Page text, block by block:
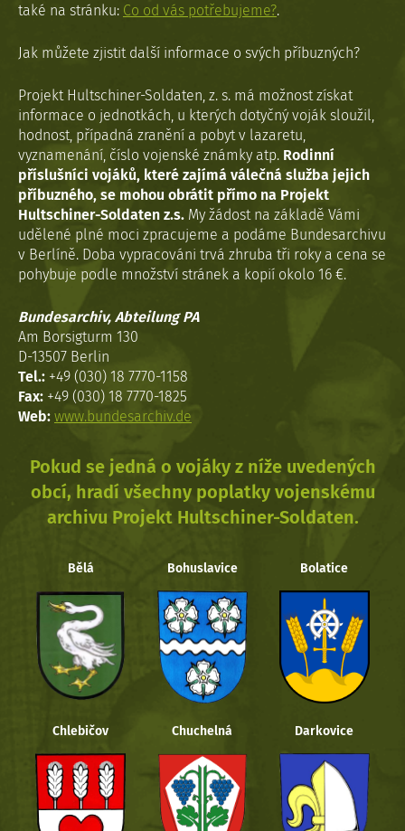
také na stránku: Co od vás potřebujeme?.
Jak můžete zjistit další informace o svých příbuzných?
Projekt Hultschiner-Soldaten, z. s. má možnost získat
informace o jednotkách, u kterých dotyčný voják sloužil,
hodnost, případná zranění a pobyt v lazaretu,
vyznamenání, číslo vojenské známky atp. Rodinní
příslušníci vojáků, které zajímá válečná služba jejich
příbuzného, se mohou obrátit přímo na Projekt
Hultschiner-Soldaten z.s. My žádost na základě Vámi
udělené plné moci zpracujeme a podáme Bundesarchivu
v Berlíně. Doba vypracováni trvá zhruba tři roky a cena se
pohybuje podle množství stránek a kopií okolo 16 €.
Bundesarchiv, Abteilung PA
Am Borsigturm 130
D-13507 Berlin
Tel.: +49 (030) 18 7770-1158
Fax: +49 (030) 18 7770-1825
Web: www.bundesarchiv.de
Pokud se jedná o vojáky z níže uvedených
obcí, hradí všechny poplatky vojenskému
archivu Projekt Hultschiner-Soldaten.
Bělá Bohuslavice Bolatice
Chlebičov Chuchelná Darkovice